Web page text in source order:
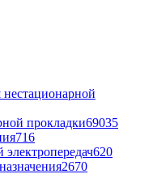
прокладки69035
716
620
2670